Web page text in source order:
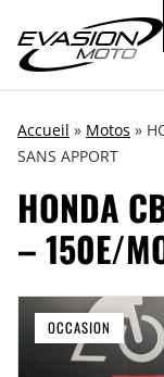
Accueil » Motos »
SANS APPORT
HONDA
– 150E/
OCCASION